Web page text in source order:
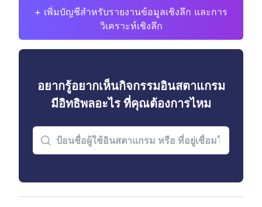
+ เพิ่มบัญชีสำหรับรายงานข้อมูลเชิงลึก และการ
วิเคราะห์เชิงลึก
อยากรู้อยากเห็นกิจกรรมอินสตาแกรม
มีอิทธิพลอะไร ที่คุณต้องการไหม